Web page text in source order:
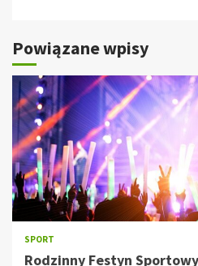
Powiązane wpisy
SPORT
Rodzinny Festyn